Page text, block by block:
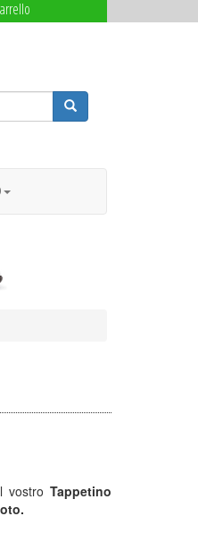
vostroTappetino